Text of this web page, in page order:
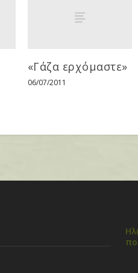
«Γάζα ερχόμαστε»
06/07/2011